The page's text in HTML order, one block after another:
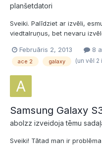
planšetdatori
Sveiki. Palīdziet ar izvēli,
viedtalruņus, bet nevaru
saskarsme tikai ar vienu no
telefons jau likās lielisks, jo ar
Februāris 2, 2013 8
ace 2 galaxy (un vēl 2
Samsung Galaxy
abolzz izveidoja tēmu
Sveiki! Tātad man ir